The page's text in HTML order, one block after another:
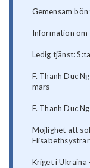
Gemensam
Information om
Ledig tjänst:
F. Thanh Duc
mars
F. Thanh Duc
Möjlighet att
Kriget i Ukraina